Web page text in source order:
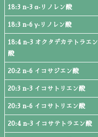
18:3 n-3 α‐リノレン酸
18:3 n-6 γ‐リノレン酸
18:4 n-3 オクタデカテトラエン
酸
20:2 n-6 イコサジエン酸
20:3 n-3 イコサトリエン酸
20:3 n-6 イコサトリエン酸
20:4 n-3 イコサテトラエン酸